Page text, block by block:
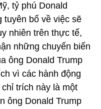
tỷ phú Donald
tuyên bố về việc sẽ
nhiên trên thực tế,
những chuyển biến
ông Donald Trump
vì các hành động
trích này là một
ông Donald Trump